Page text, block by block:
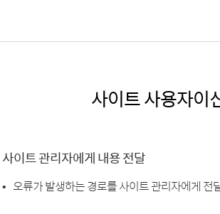
사이트 사용자이
사이트 관리자에게 내용 전달
오류가 발생하는 경로를 사이트 관리자에게 전